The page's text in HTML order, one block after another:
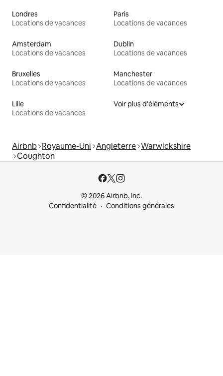
Londres
Locations de vacances
Paris
Locations de vacances
Amsterdam
Locations de vacances
Dublin
Locations de vacances
Bruxelles
Locations de vacances
Manchester
Locations de vacances
Lille
Locations de vacances
Voir plus d'éléments
Airbnb Royaume-Uni Angleterre Warwickshire
Coughton
© 2026 Airbnb, Inc.
Confidentialité
Conditions générales